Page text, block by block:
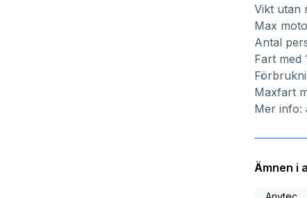
Vikt utan
Max
Antal
Fart med
Maxfart
Mer info:
Ämnen i